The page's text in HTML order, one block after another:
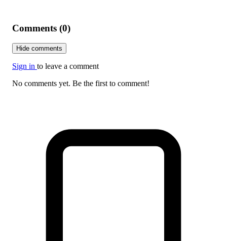
Comments (0)
Hide comments
Sign in to leave a comment
No comments yet. Be the first to comment!